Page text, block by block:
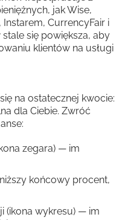
jak Wise,
Instarem, CurrencyFair i
się powiększa, aby
klientów na usługi
na ostatecznej kwocie:
dla Ciebie. Zwróć
zegara) — im
końcowy procent,
(ikona wykresu) — im